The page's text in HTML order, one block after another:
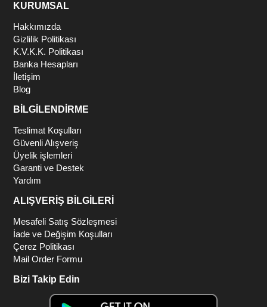
KURUMSAL
Hakkımızda
Gizlilik Politikası
K.V.K.K. Politikası
Banka Hesapları
İletişim
Blog
BİLGİLENDİRME
Teslimat Koşulları
Güvenli Alışveriş
Üyelik işlemleri
Garanti ve Destek
Yardım
ALIŞVERİŞ BİLGİLERİ
Mesafeli Satış Sözleşmesi
İade ve Değişim Koşulları
Çerez Politikası
Mail Order Formu
Bizi Takip Edin